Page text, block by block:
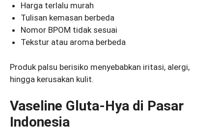
Harga terlalu murah
Tulisan kemasan berbeda
Nomor BPOM tidak sesuai
Tekstur atau aroma berbeda
Produk palsu berisiko menyebabkan iritasi, alergi,
hingga kerusakan kulit.
Vaseline Gluta-Hya di Pasar
Indonesia